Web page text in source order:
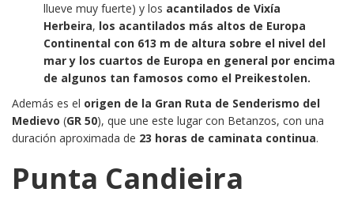
llueve muy fuerte) y los acantilados de Vixía
Herbeira, los acantilados más altos de Europa
Continental con 613 m de altura sobre el nivel del
mar y los cuartos de Europa en general por encima
de algunos tan famosos como el Preikestolen.
Además es el origen de la Gran Ruta de Senderismo del
Medievo (GR 50), que une este lugar con Betanzos, con una
duración aproximada de 23 horas de caminata continua.
Punta Candieira